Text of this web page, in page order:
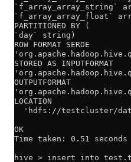
`f_array_array_string`
`f_array_array_float`
PARTITIONED BY (
`day` string)
ROW FORMAT SERDE
STORED AS INPUTFORMAT
OUTPUTFORMAT
LOCATION
'hdfs://testcluster/
OK
Time taken: 0.51 seconds
hive > insert into